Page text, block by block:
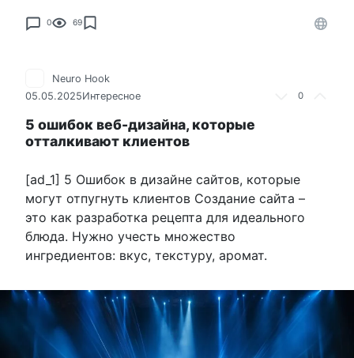
0 69
0
Neuro Hook
05.05.2025Интересное
5 ошибок веб-дизайна, которые
отталкивают клиентов
[ad_1] 5 Ошибок в дизайне сайтов, которые
могут отпугнуть клиентов Создание сайта –
это как разработка рецепта для идеального
блюда. Нужно учесть множество
ингредиентов: вкус, текстуру, аромат.